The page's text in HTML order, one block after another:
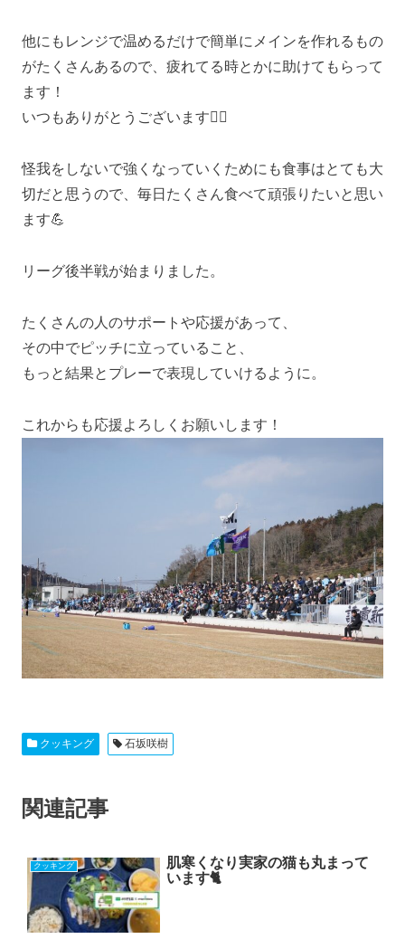
他にもレンジで温めるだけで簡単にメインを作れるもの
がたくさんあるので、疲れてる時とかに助けてもらって
ます！
いつもありがとうございます🙇‍♀️
怪我をしないで強くなっていくためにも食事はとても大
切だと思うので、毎日たくさん食べて頑張りたいと思い
ます💪
リーグ後半戦が始まりました。
たくさんの人のサポートや応援があって、
その中でピッチに立っていること、
もっと結果とプレーで表現していけるように。
これからも応援よろしくお願いします！
クッキング 石坂咲樹
関連記事
クッキング
肌寒くなり実家の猫も丸まって
います🐈